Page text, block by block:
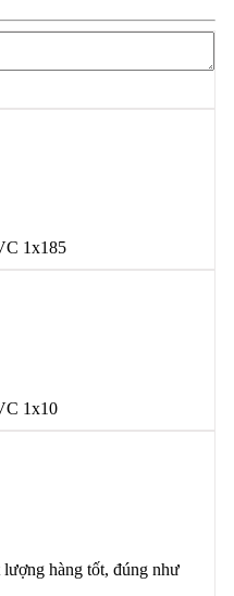
1x185
1x10
hàng tốt, đúng như